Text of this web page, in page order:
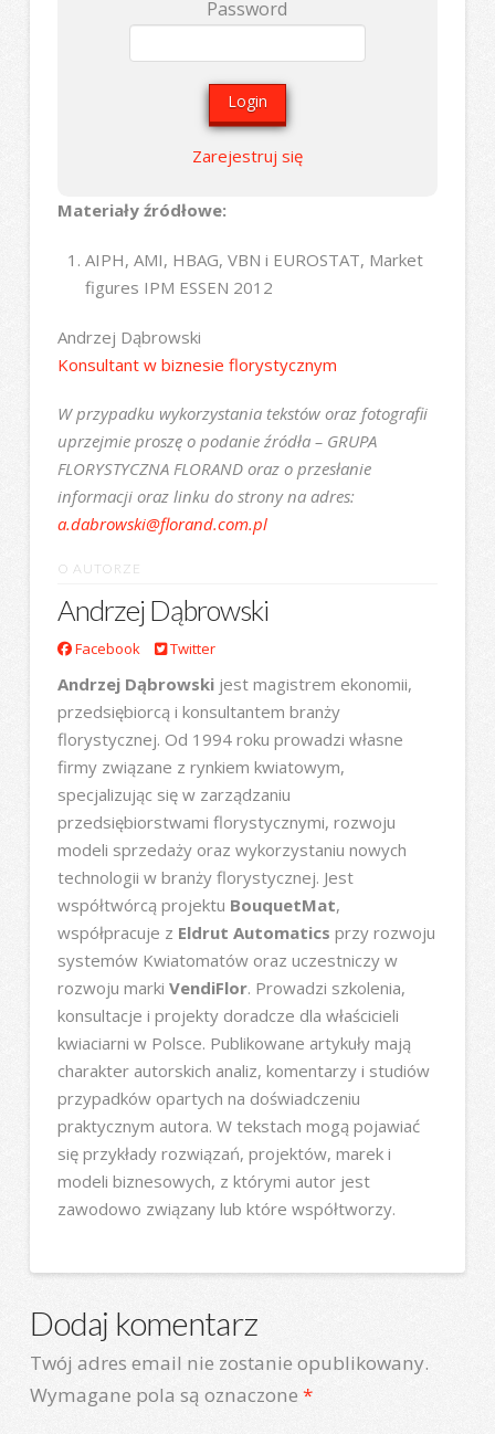
Password
Zarejestruj się
Materiały źródłowe:
AIPH, AMI, HBAG, VBN i EUROSTAT, Market
figures IPM ESSEN 2012
Andrzej Dąbrowski
Konsultant w biznesie florystycznym
W przypadku wykorzystania tekstów oraz fotografii
uprzejmie proszę o podanie źródła – GRUPA
FLORYSTYCZNA FLORAND oraz o przesłanie
informacji oraz linku do strony na adres:
a.dabrowski@florand.com.pl
O AUTORZE
Andrzej Dąbrowski
Facebook Twitter
Andrzej Dąbrowskijest magistrem ekonomii,
przedsiębiorcą i konsultantem branży
florystycznej. Od 1994 roku prowadzi własne
firmy związane z rynkiem kwiatowym,
specjalizując się w zarządzaniu
przedsiębiorstwami florystycznymi, rozwoju
modeli sprzedaży oraz wykorzystaniu nowych
technologii w branży florystycznej. Jest
współtwórcą projektu BouquetMat,
współpracuje z Eldrut Automatics przy rozwoju
systemów Kwiatomatów oraz uczestniczy w
rozwoju marki VendiFlor. Prowadzi szkolenia,
konsultacje i projekty doradcze dla właścicieli
kwiaciarni w Polsce. Publikowane artykuły mają
charakter autorskich analiz, komentarzy i studiów
przypadków opartych na doświadczeniu
praktycznym autora. W tekstach mogą pojawiać
się przykłady rozwiązań, projektów, marek i
modeli biznesowych, z którymi autor jest
zawodowo związany lub które współtworzy.
Dodaj komentarz
Twój adres email nie zostanie opublikowany.
Wymagane pola są oznaczone *